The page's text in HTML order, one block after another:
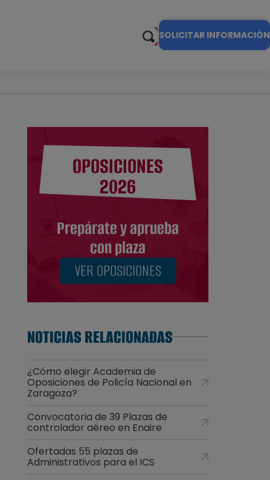
SOLICITAR INFORMACIÓN
OPOSICIONES
2026
Prepárate y aprueba
con plaza
VER OPOSICIONES
NOTICIAS RELACIONADAS
¿Cómo elegir Academia de
Oposiciones de Policía Nacional en
Zaragoza?
Convocatoria de 39 Plazas de
controlador aéreo en Enaire
Ofertadas 55 plazas de
Administrativos para el ICS